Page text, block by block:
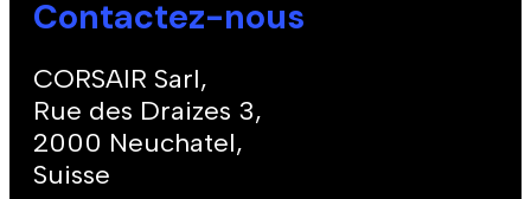
Contactez-nous
CORSAIR Sarl,
Rue des Draizes 3,
2000 Neuchatel,
Suisse